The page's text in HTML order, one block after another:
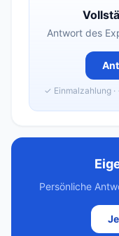
Antwort des
✓ Einmalzahlung
Persönliche